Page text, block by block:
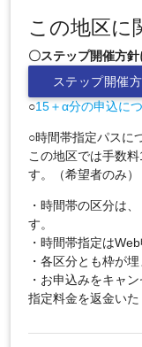
この地区に
〇ステップ開催方針
ステップ開催
○15＋α分の申込に
○時間帯指定パスに
この地区では手数
す。（希望者のみ）
・時間帯の区分は
す。
・時間帯指定は
・各区分とも枠が
・お申込みをキャ
指定料金を返金いた